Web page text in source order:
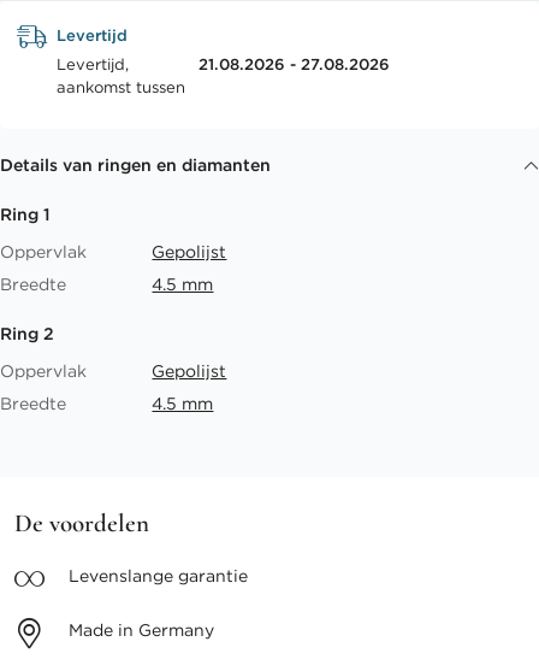
Levertijd
Levertijd,
aankomst tussen
21.08.2026 - 27.08.2026
Details van ringen en diamanten
Ring 1
Oppervlak
Gepolijst
Breedte
4.5 mm
Ring 2
Oppervlak
Gepolijst
Breedte
4.5 mm
De voordelen
Levenslange garantie
Made in Germany